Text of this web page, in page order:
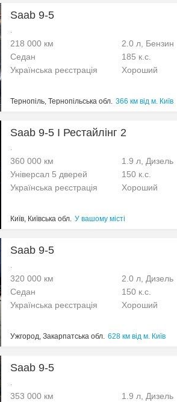
Saab 9-5
.
218 000 км 2.0 л, Бензин
Седан
185 к.с.
Українська реєстрація
Хороший
Тернопіль, Тернопільська обл. 366 км від м. Київ
Saab 9-5 I Рестайлінг 2
.
360 000 км 1.9 л, Дизель
Універсал 5 дверей
150 к.с.
Українська реєстрація
Хороший
Київ, Київська обл. У вашому місті
Saab 9-5
.
320 000 км 2.0 л, Дизель
Седан
150 к.с.
Українська реєстрація
Хороший
Ужгород, Закарпатська обл. 628 км від м. Київ
Saab 9-5
.
353 000 км 1.9 л, Дизель